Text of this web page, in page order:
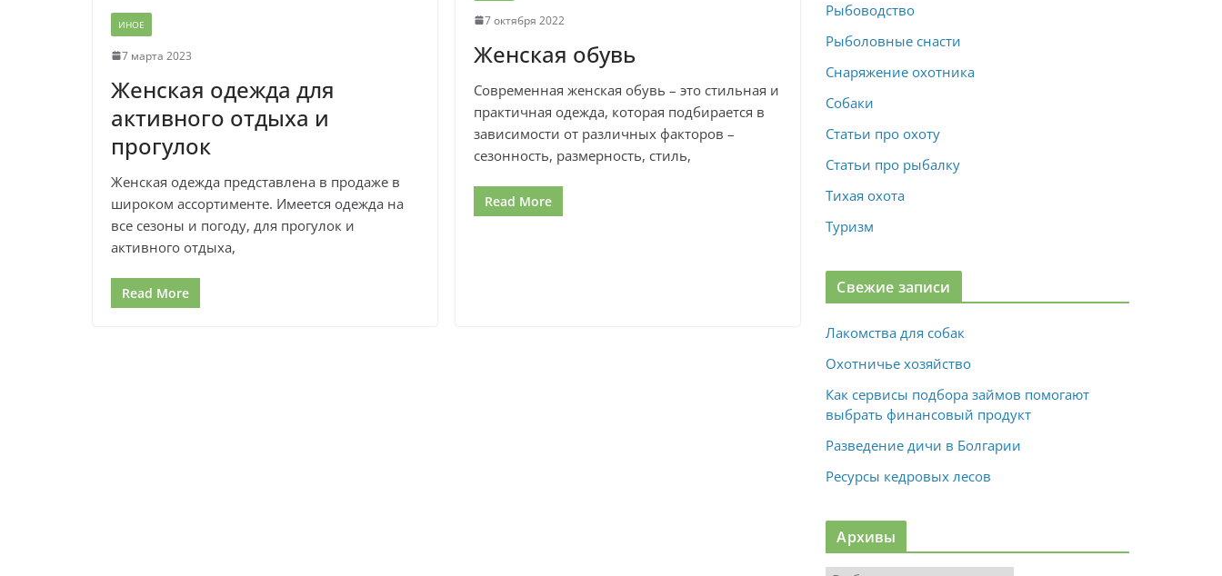
ИНОЕ
7 марта 2023
Женская одежда для
активного отдыха и
прогулок
Женская одежда представлена в продаже в
широком ассортименте. Имеется одежда на
все сезоны и погоду, для прогулок и
активного отдыха,
Read More
7 октября 2022
Женская обувь
Современная женская обувь – это стильная и
практичная одежда, которая подбирается в
зависимости от различных факторов –
сезонность, размерность, стиль,
Read More
Рыбоводство
Рыболовные снасти
Снаряжение охотника
Собаки
Статьи про охоту
Статьи про рыбалку
Тихая охота
Туризм
Свежие записи
Лакомства для собак
Охотничье хозяйство
Как сервисы подбора займов помогают
выбрать финансовый продукт
Разведение дичи в Болгарии
Ресурсы кедровых лесов
Архивы